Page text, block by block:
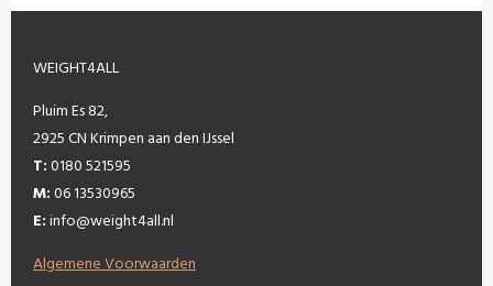
WEIGHT4ALL
Pluim Es 82,
2925 CN Krimpen aan den IJssel
T:0180 521595
M:06 13530965
E:info@weight4all.nl
Algemene Voorwaarden